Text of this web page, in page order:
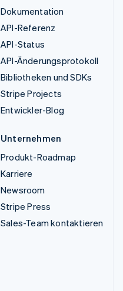
Dokumentation
API-Referenz
API-Status
API-Änderungsprotokoll
Bibliotheken und SDKs
Stripe Projects
Entwickler-Blog
Unternehmen
Produkt-Roadmap
Karriere
Newsroom
Stripe Press
Sales-Team kontaktieren